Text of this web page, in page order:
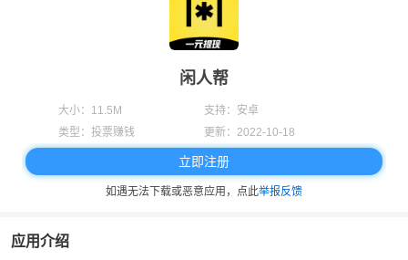
闲人帮
大小： 11.5M 支持： 安卓
类型： 投票赚钱 更新： 2022-10-18
立即注册
如遇无法下载或恶意应用，点此举报反馈
应用介绍